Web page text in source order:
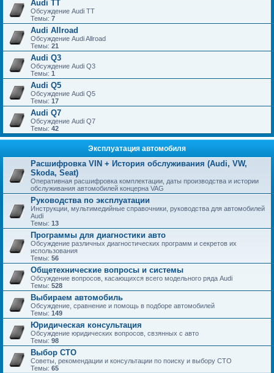
Audi TT
Обсуждение Audi TT
Темы: 7
Audi Allroad
Обсуждение Audi Allroad
Темы: 21
Audi Q3
Обсуждение Audi Q3
Темы: 1
Audi Q5
Обсуждение Audi Q5
Темы: 17
Audi Q7
Обсуждение Audi Q7
Темы: 42
Эксплуатация автомобиля
Расшифровка VIN + История обслуживания (Audi, VW,
Skoda, Seat)
Оперативная расшифровка комплектации, даты производства и истории
обслуживания автомобилей концерна VAG
Руководства по эксплуатации
Инструкции, мультимедийные справочники, руководства для автомобилей
Audi
Темы: 13
Программы для диагностики авто
Обсуждение различных диагностических программ и секретов их
использования
Темы: 56
Общетехнические вопросы и системы
Обсуждение вопросов, касающихся всего модельного ряда Audi
Темы: 528
Выбираем автомобиль
Обсуждение, сравнение и помощь в подборе автомобилей
Темы: 149
Юридическая консультация
Обсуждение юридических вопросов, свзянных с авто
Темы: 98
Выбор СТО
Советы, рекомендации и консультации по поиску и выбору СТО
Темы: 65